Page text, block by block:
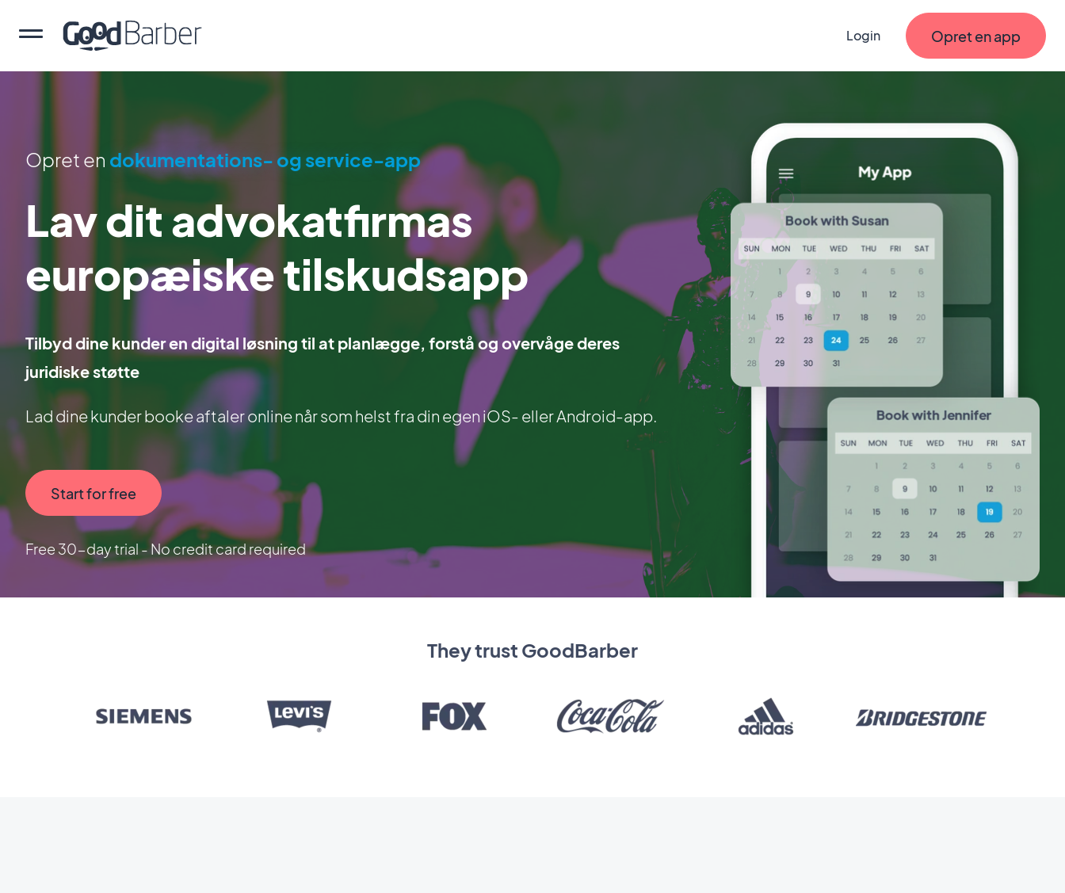
Login Opret en app
Opret en dokumentations- og service-app
Lav dit advokatfirmas
europæiske tilskudsapp
Tilbyd dine kunder en digital løsning til at planlægge, forstå og overvåge deres
juridiske støtte
Lad dine kunder booke aftaler online når som helst fra din egen iOS- eller Android-app.
Start for free
Free 30-day trial - No credit card required
They trust GoodBarber